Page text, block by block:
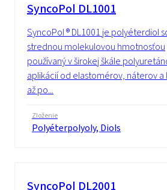
SyncoPol DL1001
SyncoPol ® DL1001 je polyéterdiol
strednou molekulovou hmotnosťou
používaný v širokej škále
aplikácií od elastomérov, náterov a
až po...
Zloženie
Polyéterpolyoly, Diols
SyncoPol DL2001